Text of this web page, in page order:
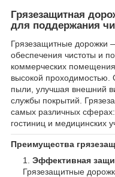
Грязезащитная
для поддержания
Грязезащитные дорожки
обеспечения чистоты и
коммерческих
высокой проходимостью.
пыли, улучшая внешний
службы покрытий.
самых различных
гостиниц и медицинских
Преимущества
Эффективная
Грязезащитные